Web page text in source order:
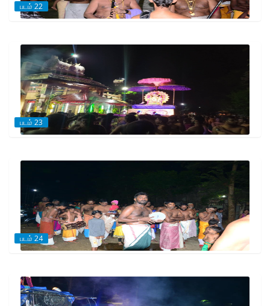
படம் 22
படம் 23
படம் 24